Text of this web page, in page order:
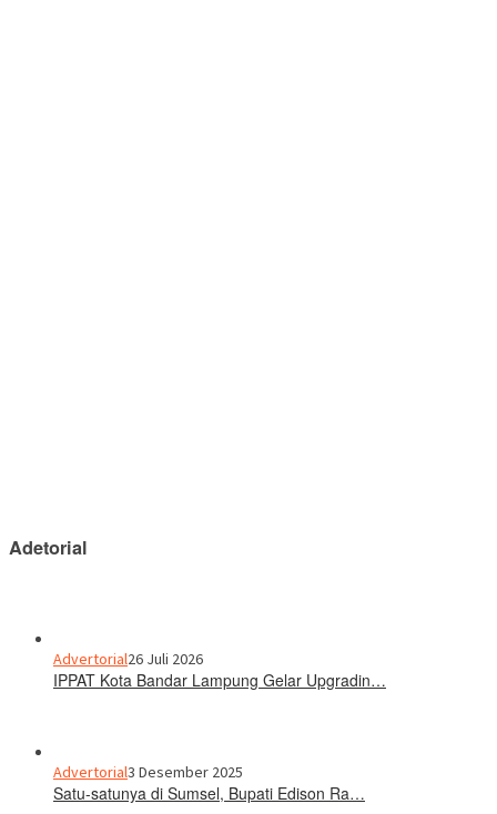
Adetorial
Advertorial26 Juli 2026
IPPAT Kota Bandar Lampung Gelar Upgradin…
Advertorial3 Desember 2025
Satu-satunya di Sumsel, Bupati Edison Ra…